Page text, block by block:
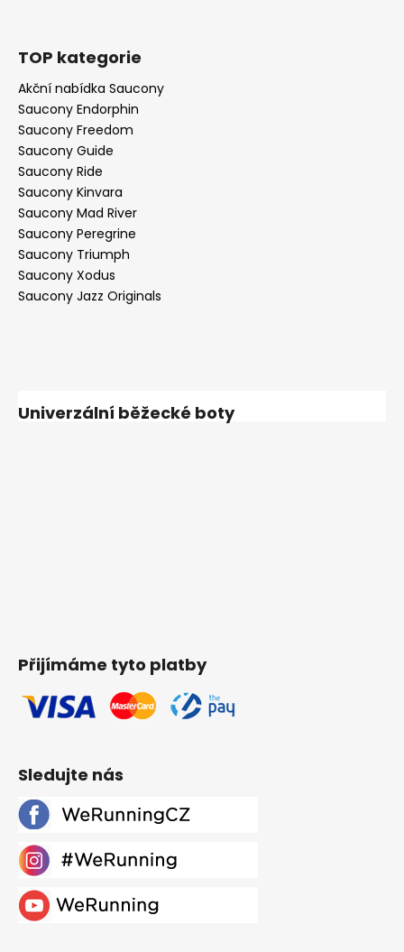
TOP kategorie
Akční nabídka Saucony
Saucony Endorphin
Saucony Freedom
Saucony Guide
Saucony Ride
Saucony Kinvara
Saucony Mad River
Saucony Peregrine
Saucony Triumph
Saucony Xodus
Saucony Jazz Originals
Univerzální běžecké boty
Přijímáme tyto platby
Sledujte nás